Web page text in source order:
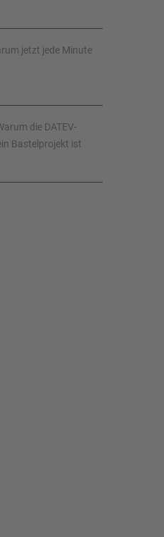
jetzt jede Minute
die DATEV-
Bastelprojekt ist